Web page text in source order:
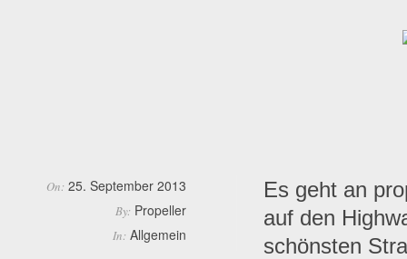
On: 25. September 2013
By: Propeller
In: Allgemein
Es geht an
auf den
schönsten